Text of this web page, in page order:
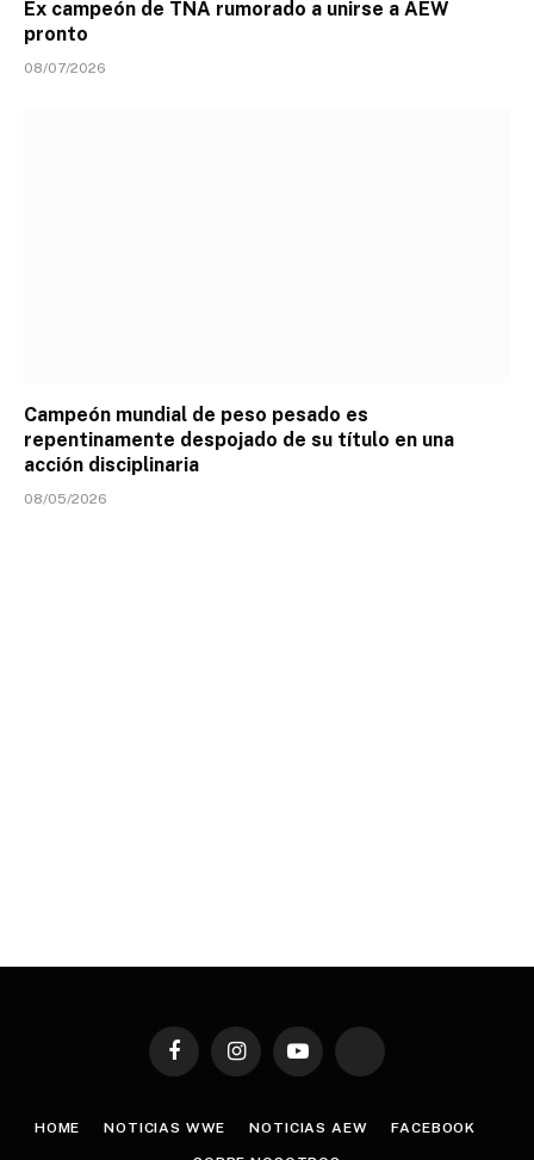
Ex campeón de TNA rumorado a unirse a AEW
pronto
08/07/2026
Campeón mundial de peso pesado es
repentinamente despojado de su título en una
acción disciplinaria
08/05/2026
FacebookInstagramYouTube TikTok
HOME NOTICIAS WWE NOTICIAS AEW FACEBOOK